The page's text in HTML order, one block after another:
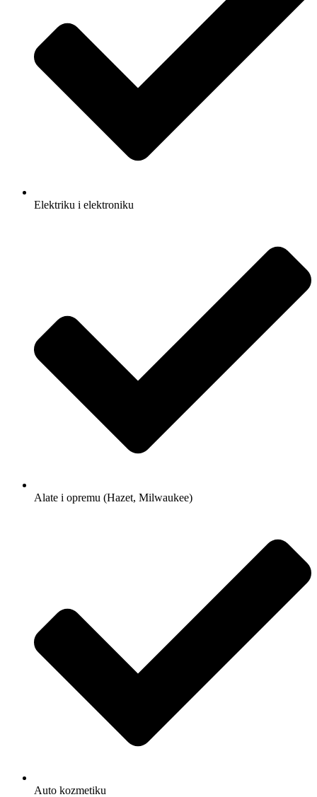
Elektriku i elektroniku
Alate i opremu (Hazet, Milwaukee)
Auto kozmetiku